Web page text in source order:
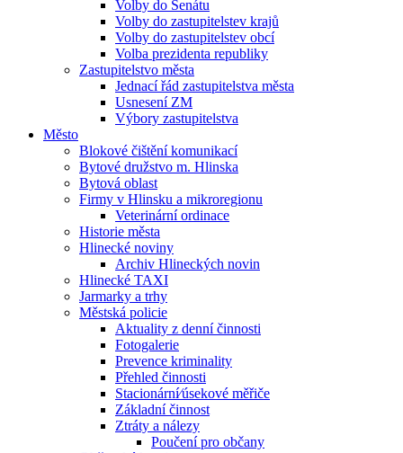
Volby do Senátu
Volby do zastupitelstev krajů
Volby do zastupitelstev obcí
Volba prezidenta republiky
Zastupitelstvo města
Jednací řád zastupitelstva města
Usnesení ZM
Výbory zastupitelstva
Město
Blokové čištění komunikací
Bytové družstvo m. Hlinska
Bytová oblast
Firmy v Hlinsku a mikroregionu
Veterinární ordinace
Historie města
Hlinecké noviny
Archiv Hlineckých novin
Hlinecké TAXI
Jarmarky a trhy
Městská policie
Aktuality z denní činnosti
Fotogalerie
Prevence kriminality
Přehled činnosti
Stacionární⁄úsekové měřiče
Základní činnost
Ztráty a nálezy
Poučení pro občany